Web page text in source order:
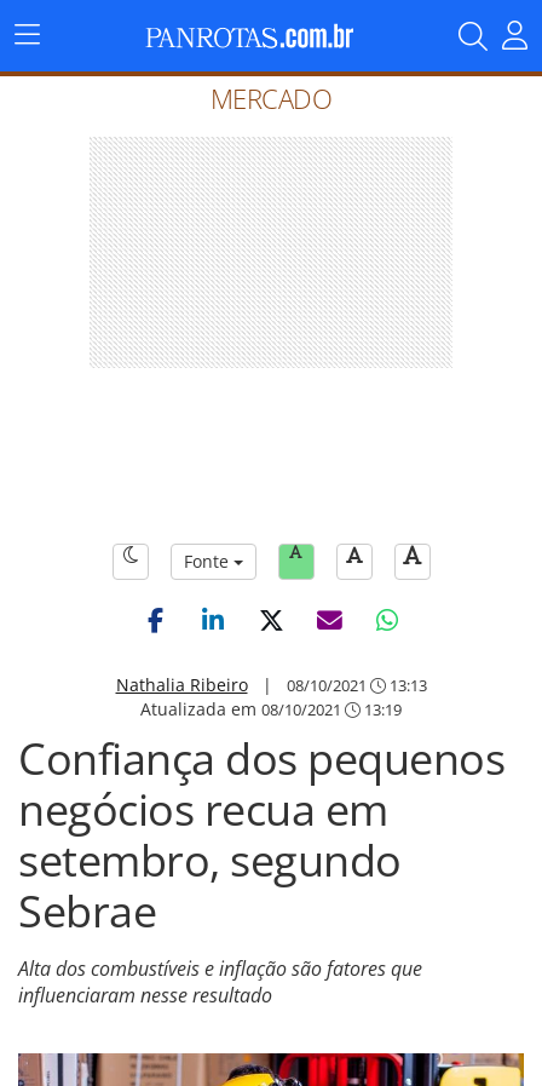
Menu
Principal
MERCADO
Fonte
Nathalia Ribeiro| 08/10/2021 13:13
Atualizada em 08/10/2021 13:19
Confiança dos pequenos
negócios recua em
setembro, segundo
Sebrae
Alta dos combustíveis e inflação são fatores que
influenciaram nesse resultado